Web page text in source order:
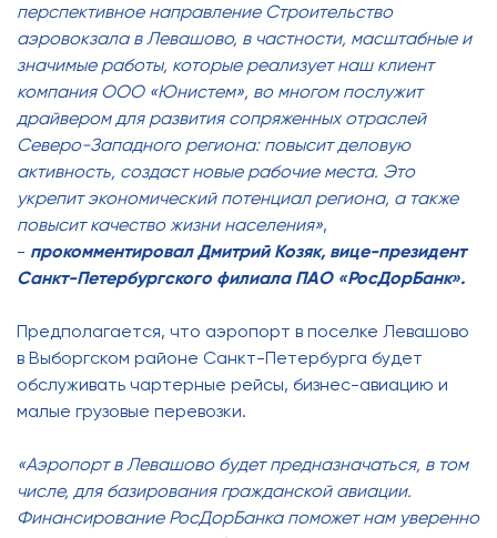
перспективное направление Строительство
аэровокзала в Левашово, в частности, масштабные и
значимые работы, которые реализует наш клиент
компания ООО «Юнистем», во многом послужит
драйвером для развития сопряженных отраслей
Северо-Западного региона: повысит деловую
активность, создаст новые рабочие места. Это
укрепит экономический потенциал региона, а также
повысит качество жизни населения»,
- прокомментировал Дмитрий Козяк, вице-президент
Санкт-Петербургского филиала ПАО «РосДорБанк».
Предполагается, что аэропорт в поселке Левашово
в Выборгском районе Санкт-Петербурга будет
обслуживать чартерные рейсы, бизнес-авиацию и
малые грузовые перевозки.
«Аэропорт в Левашово будет предназначаться, в том
числе, для базирования гражданской авиации.
Финансирование РосДорБанка поможет нам уверенно